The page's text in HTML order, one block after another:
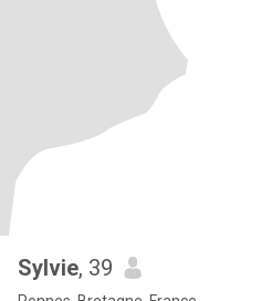
Sylvie, 39